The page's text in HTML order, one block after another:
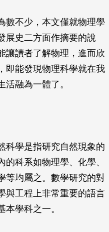
數不少，本文僅就物理學
展史二方面作摘要的說
讓讀者了解物理，進而欣
即能發現物理科學就在我
融為一體了。
科學是指研究自然現象的
科系如物理學、化學、
等均屬之。數學研究的對
與工程上非常重要的語言
學科之一。